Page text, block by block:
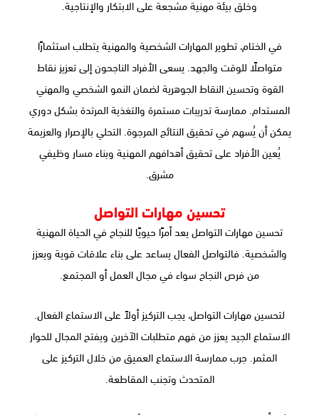
وخلق بيئة مهنية مشجعة على الابتكار والإنتاجية.
في الختام، تطوير المهارات الشخصية والمهنية يتطلب استثمارًا
متواصلًا للوقت والجهد. يسعى الأفراد الناجحون إلى تعزيز نقاط
القوة وتحسين النقاط الجوهرية لضمان النمو الشخصي والمهني
المستدام. ممارسة تدريبات مستمرة والتغذية المرتدة بشكل دوري
يمكن أن يُسهم في تحقيق النتائج المرجوة. التحلي بالإصرار والعزيمة
يُعين الأفراد على تحقيق أهدافهم المهنية وبناء مسار وظيفي
مشرق.
تحسين مهارات التواصل
تحسين مهارات التواصل يعد أمرًا حيويًا للنجاح في الحياة المهنية
والشخصية. فالتواصل الفعال يساعد على بناء علاقات قوية ويعزز
من فرص النجاح سواء في مجال العمل أو المجتمع.
لتحسين مهارات التواصل، يجب التركيز أولاً على الاستماع الفعال.
الاستماع الجيد يعزز من فهم متطلبات الآخرين ويفتح المجال للحوار
المثمر. جرب ممارسة الاستماع العميق من خلال التركيز على
المتحدث وتجنب المقاطعة.